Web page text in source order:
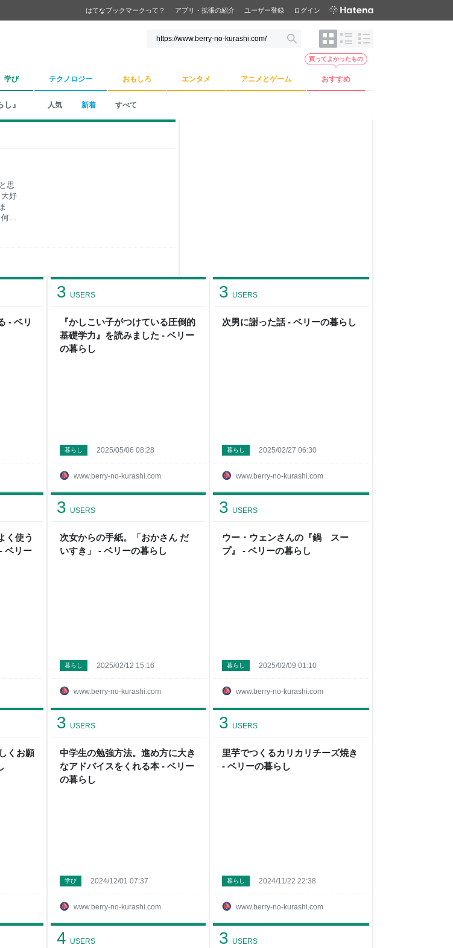
はてなブックマークって？ アプリ・拡張の紹介 ユーザー登録 ログイン
学び テクノロジー おもしろ エンタメ アニメとゲーム おすすめ
買ってよかったもの
し』 人気 新着 すべて
思
好
年
ま
も
子
- ベリ
『かしこい子がつけている圧倒的
基礎学力』を読みました - ベリー
の暮らし
3 USERS
www.berry-no-kurashi.com
暮らし 2025/05/06 08:28
次男に謝った話 - ベリーの暮らし
3 USERS
www.berry-no-kurashi.com
暮らし 2025/02/27 06:30
く使う
ベリー
次女からの手紙。「おかさん だ
いすき」 - ベリーの暮らし
3 USERS
www.berry-no-kurashi.com
暮らし 2025/02/12 15:16
ウー・ウェンさんの『鍋 スー
プ』 - ベリーの暮らし
3 USERS
www.berry-no-kurashi.com
暮らし 2025/02/09 01:10
くお願
中学生の勉強方法。進め方に大き
なアドバイスをくれる本 - ベリー
の暮らし
3 USERS
www.berry-no-kurashi.com
学び 2024/12/01 07:37
里芋でつくるカリカリチーズ焼き
- ベリーの暮らし
3 USERS
www.berry-no-kurashi.com
暮らし 2024/11/22 22:38
4 USERS 3 USERS